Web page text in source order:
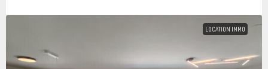
LOCATION IMMO